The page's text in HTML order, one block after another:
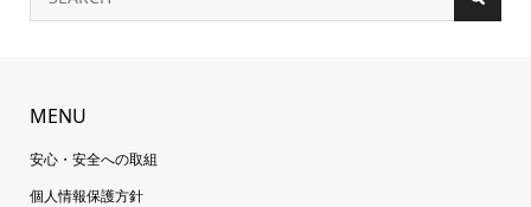
MENU
安心・安全への取組
個人情報保護方針